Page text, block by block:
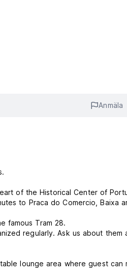
Anmäla
of the Historical Center of
to Praca do Comercio, Baixa
famous Tram 28.
regularly. Ask us about them
lounge area where guest can